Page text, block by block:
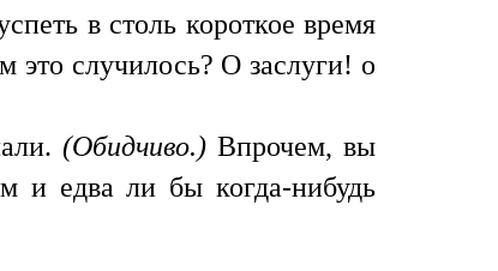
в столь короткое время
это случилось? О заслуги! о
(Обидчиво.) Впрочем, вы
и едва ли бы когда-нибудь